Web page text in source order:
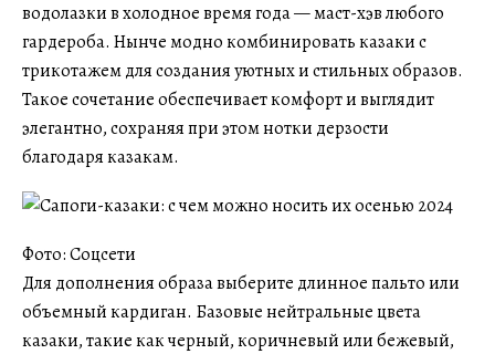
водолазки в холодное время года — маст-хэв любого
гардероба. Нынче модно комбинировать казаки с
трикотажем для создания уютных и стильных образов.
Такое сочетание обеспечивает комфорт и выглядит
элегантно, сохраняя при этом нотки дерзости
благодаря казакам.
Фото: Соцсети
Для дополнения образа выберите длинное пальто или
объемный кардиган. Базовые нейтральные цвета
казаки, такие как черный, коричневый или бежевый,